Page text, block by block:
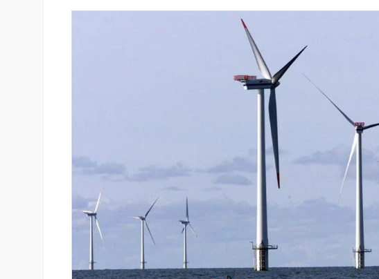
Սպորտ և փող. Ինչպես են պատմության
10 ամենահարուստ մարզիկները կուտակել